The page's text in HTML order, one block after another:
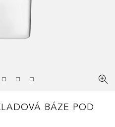
BÁZE POD